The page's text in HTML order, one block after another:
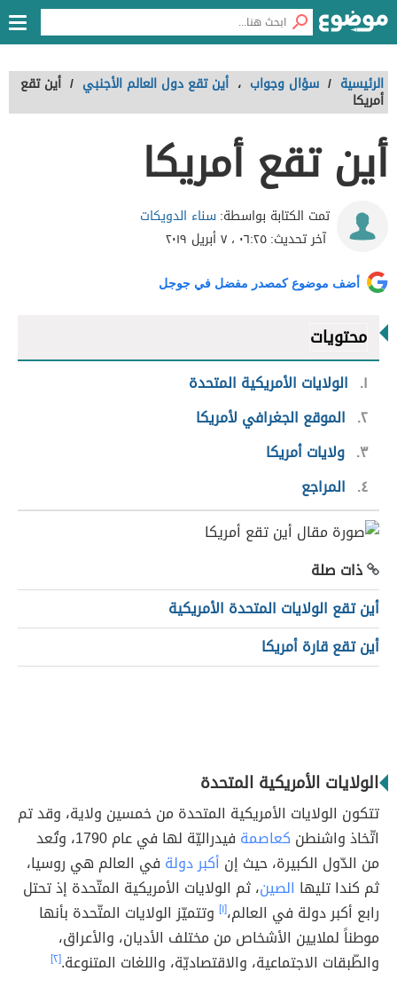
الرئيسية / سؤال وجواب ، أين تقع دول العالم الأجنبي / أين تقع
أمريكا
أين تقع أمريكا
تمت الكتابة بواسطة:سناء الدويكات
آخر تحديث:٠٦:٢٥ ، ٧ أبريل ٢٠١٩
أضف موضوع كمصدر مفضل في جوجل
محتويات
١
الولايات الأمريكية المتحدة
٢ الموقع الجغرافي لأمريكا
٣ ولايات أمريكا
٤
المراجع
ذات صلة
أين تقع الولايات المتحدة الأمريكية
أين تقع قارة أمريكا
الولايات الأمريكية المتحدة
تتكون الولايات الأمريكية المتحدة من خمسين ولاية، وقد تم
اتّخاذ واشنطن كعاصمة
فيدراليّة لها في عام 1790، وتُعد
من الدّول الكبيرة، حيث إن أكبر دولة في العالم هي روسيا،
ثم كندا تليها الصين، ثم الولايات الأمريكية المتّحدة إذ تحتل
رابع أكبر دولة في العالم،[١] وتتميّز الولايات المتّحدة بأنها
موطناً لملايين الأشخاص من مختلف الأديان، والأعراق،
والطّبقات الاجتماعية، والاقتصاديّة، واللغات المتنوعة.[٢]